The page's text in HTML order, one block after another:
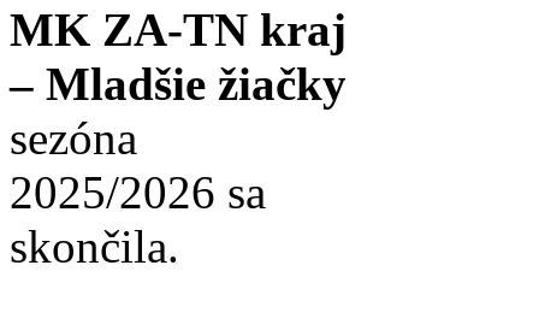
MK ZA-TN kraj
– Mladšie žiačky
sezóna
2025/2026 sa
skončila.